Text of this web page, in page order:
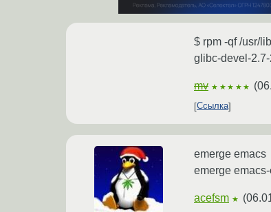
$ rpm -qf /usr/
glibc-devel-2.7-
mv ★★★★★ (
Ссылка
emerge emacs
emerge
acefsm ★ (